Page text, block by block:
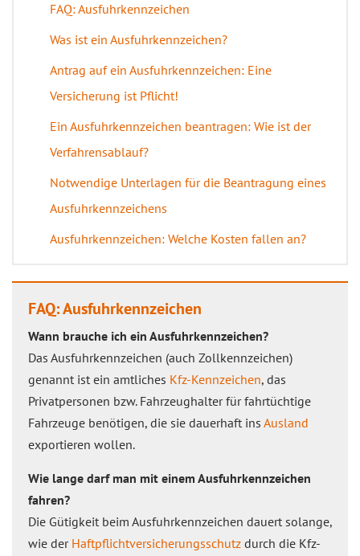
FAQ: Ausfuhrkennzeichen
Was ist ein Ausfuhrkennzeichen?
Antrag auf ein Ausfuhrkennzeichen: Eine
Versicherung ist Pflicht!
Ein Ausfuhrkennzeichen beantragen: Wie ist der
Verfahrensablauf?
Notwendige Unterlagen für die Beantragung eines
Ausfuhrkennzeichens
Ausfuhrkennzeichen: Welche Kosten fallen an?
FAQ: Ausfuhrkennzeichen
Wann brauche ich ein Ausfuhrkennzeichen?
Das Ausfuhrkennzeichen (auch Zollkennzeichen)
genannt ist ein amtliches Kfz-Kennzeichen, das
Privatpersonen bzw. Fahrzeughalter für fahrtüchtige
Fahrzeuge benötigen, die sie dauerhaft ins Ausland
exportieren wollen.
Wie lange darf man mit einem Ausfuhrkennzeichen
fahren?
Die Gütigkeit beim Ausfuhrkennzeichen dauert solange,
wie der Haftpflichtversicherungsschutz durch die Kfz-